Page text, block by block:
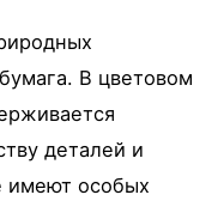
В цветовом
деталей и
имеют особых